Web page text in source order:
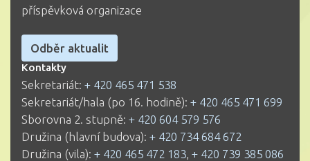
příspěvková organizace
Odběr aktualit
Kontakty
Sekretariát: + 420 465 471 538
Sekretariát/hala (po 16. hodině): + 420 465 471 699
Sborovna 2. stupně: + 420 604 579 576
Družina (hlavní budova): + 420 734 684 672
Družina (vila): + 420 465 472 183, + 420 739 385 086